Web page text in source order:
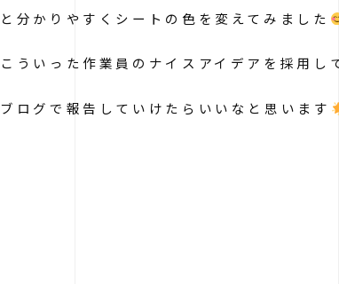
と分かりやすくシートの色を変えてみました
こういった作業員のナイスアイデアを採用し
ブログで報告していけたらいいなと思います